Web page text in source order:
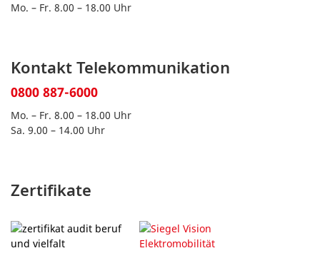
Mo. – Fr. 8.00 – 18.00 Uhr
Kontakt Telekommunikation
0800 887-6000
Mo. – Fr. 8.00 – 18.00 Uhr
Sa. 9.00 – 14.00 Uhr
Zertifikate